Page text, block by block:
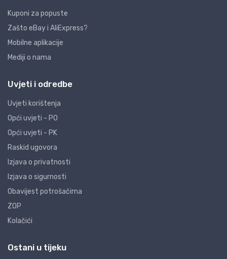
Kuponi za popuste
Zašto eBay i AliExpress?
Mobilne aplikacije
Mediji o nama
Uvjeti i odredbe
Uvjeti korištenja
Opći uvjeti - PO
Opći uvjeti - PK
Raskid ugovora
Izjava o privatnosti
Izjava o sigurnosti
Obavijest potrošačima
ZOP
Kolačići
Ostani u tijeku